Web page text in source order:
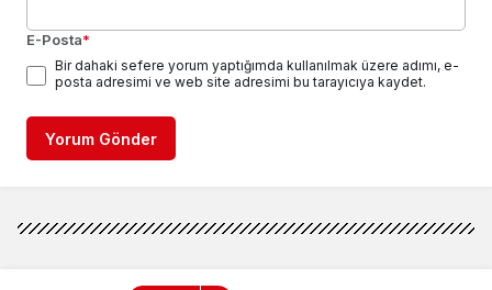
E-Posta*
Bir dahaki sefere yorum yaptığımda kullanılmak üzere adımı, e-
posta adresimi ve web site adresimi bu tarayıcıya kaydet.
Yorum Gönder